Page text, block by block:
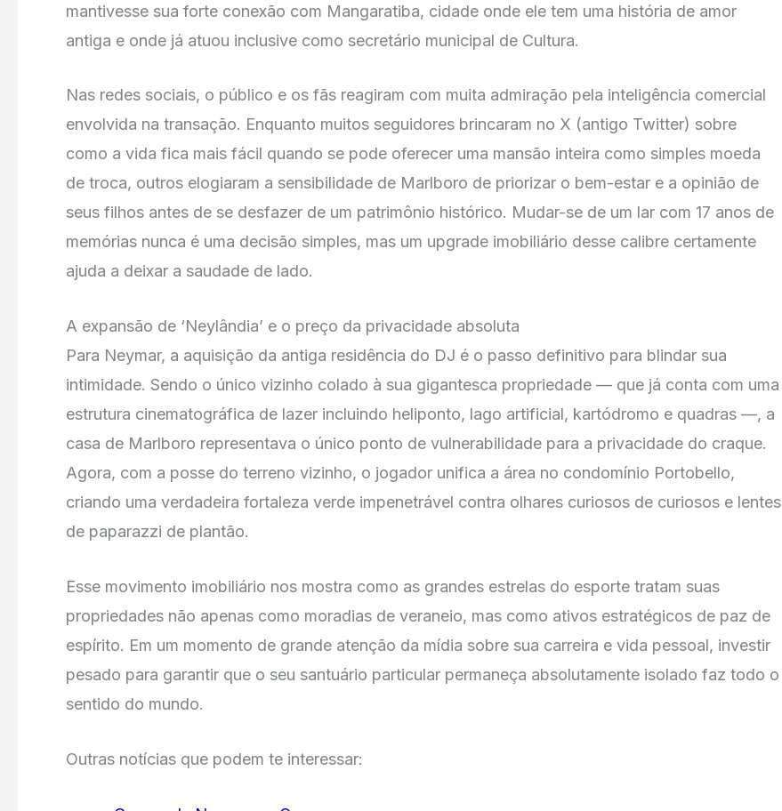
mantivesse sua forte conexão com Mangaratiba, cidade onde ele tem uma história de amor
antiga e onde já atuou inclusive como secretário municipal de Cultura.
Nas redes sociais, o público e os fãs reagiram com muita admiração pela inteligência comercial
envolvida na transação. Enquanto muitos seguidores brincaram no X (antigo Twitter) sobre
como a vida fica mais fácil quando se pode oferecer uma mansão inteira como simples moeda
de troca, outros elogiaram a sensibilidade de Marlboro de priorizar o bem-estar e a opinião de
seus filhos antes de se desfazer de um patrimônio histórico. Mudar-se de um lar com 17 anos de
memórias nunca é uma decisão simples, mas um upgrade imobiliário desse calibre certamente
ajuda a deixar a saudade de lado.
A expansão de ‘Neylândia’ e o preço da privacidade absoluta
Para Neymar, a aquisição da antiga residência do DJ é o passo definitivo para blindar sua
intimidade. Sendo o único vizinho colado à sua gigantesca propriedade — que já conta com uma
estrutura cinematográfica de lazer incluindo heliponto, lago artificial, kartódromo e quadras —, a
casa de Marlboro representava o único ponto de vulnerabilidade para a privacidade do craque.
Agora, com a posse do terreno vizinho, o jogador unifica a área no condomínio Portobello,
criando uma verdadeira fortaleza verde impenetrável contra olhares curiosos de curiosos e lentes
de paparazzi de plantão.
Esse movimento imobiliário nos mostra como as grandes estrelas do esporte tratam suas
propriedades não apenas como moradias de veraneio, mas como ativos estratégicos de paz de
espírito. Em um momento de grande atenção da mídia sobre sua carreira e vida pessoal, investir
pesado para garantir que o seu santuário particular permaneça absolutamente isolado faz todo o
sentido do mundo.
Outras notícias que podem te interessar: